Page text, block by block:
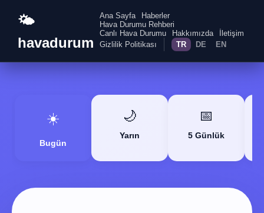
🌤️
havadurum
Ana Sayfa
Haberler
Hava Durumu Rehberi
Canlı Hava Durumu
Hakkımızda
İletişim
Gizlilik Politikası
TR DE EN
☀️
Bugün
🌙
Yarın
📅
5 Günlük